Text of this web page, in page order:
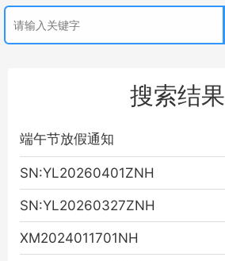
搜索结果
端午节放假通知
SN:YL20260401ZNH
SN:YL20260327ZNH
XM2024011701NH